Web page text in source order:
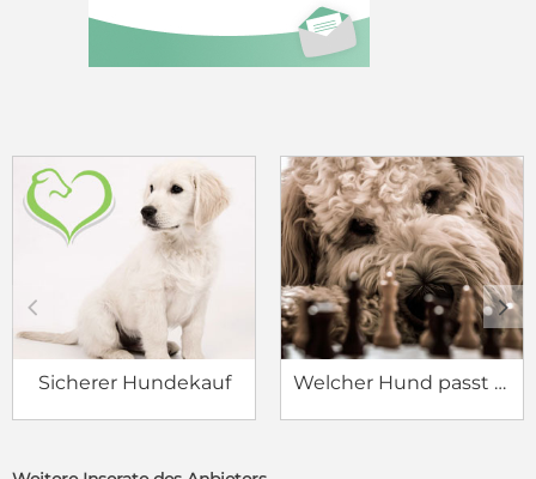
Sicherer Hundekauf Welcher Hund passt zu mir?
c d